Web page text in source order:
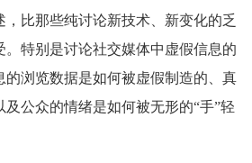
，比那些纯讨论新技术、新变化的乏
。特别是讨论社交媒体中虚假信息的
的浏览数据是如何被虚假制造的、真
公众的情绪是如何被无形的“手”轻